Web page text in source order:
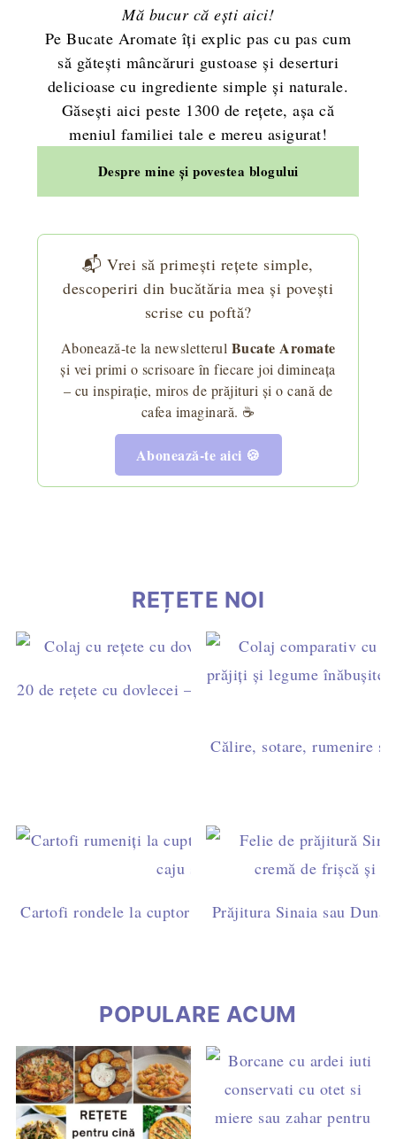
Mă bucur că ești aici!
Pe Bucate Aromate îți explic pas cu pas cum
să gătești mâncăruri gustoase și deserturi
delicioase cu ingrediente simple și naturale.
Găsești aici peste 1300 de rețete, așa că
meniul familiei tale e mereu asigurat!
Despre mine și povestea blogului
📬 Vrei să primești rețete simple,
descoperiri din bucătăria mea și povești
scrise cu poftă?
Abonează-te la newsletterul Bucate Aromate
și vei primi o scrisoare în fiecare joi dimineața
– cu inspirație, miros de prăjituri și o cană de
cafea imaginară. ☕
Abonează-te aici 🍪
REȚETE NOI
20 de rețete cu dovlecei – idei simple pentru mic
Călire, sotare, rumenire
Cartofi rondele la cuptor cu pesto de busuioc și caju -
Prăjitura Sinaia sau
POPULARE ACUM